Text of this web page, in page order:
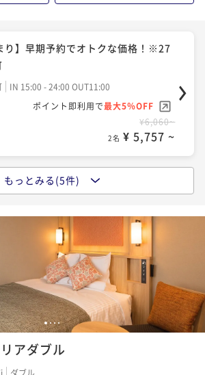
ポイント即利用で最大5％OFF
¥10,420~
¥ 9,899 ~
ン(朝食付)
事前決済可
IN 15:00 - 24:00 OUT11:00
¥11,580~
¥ 11,001 ~
ラン(朝食付)
事前決済可
IN 15:00 - 24:00 OUT11:00
ポイント即利用で最大5％OFF
り】早期予約でオトクな価格！※27
IN 15:00 - 24:00 OUT11:00
ポイント即利用で最大5％OFF
¥6,060~
2名 ¥ 5,757 ~
ン
ポイント即利用で
最大5％OFF
¥6,520~
2名 ¥ 6,194 ~
き】●早期予約でオトクな価格！※2
IN 15:00 - 24:00 OUT11:00
もっとみる(5件)
1234
アダブル
ダブル